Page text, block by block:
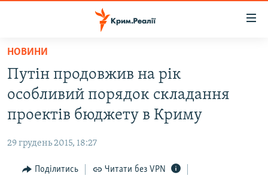
Перейти
основного
матеріалу
до
основної
навігації
Перейти
ВОДА.КРИМ
ВІДЕО ТА ФОТО
БЛОГИ
ПОГЛЯД
НОВИНИ
Путін продовжив на рік
особливий порядок складання
проектів бюджету в Криму
29 грудень 2015, 18:27
Поділитись Читати без VPN